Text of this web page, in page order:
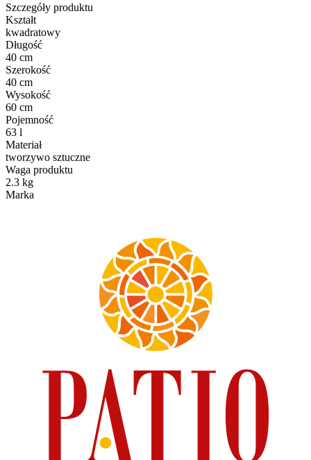
Szczegóły produktu
Kształt
kwadratowy
Długość
40 cm
Szerokość
40 cm
Wysokość
60 cm
Pojemność
63 l
Materiał
tworzywo sztuczne
Waga produktu
2.3 kg
Marka